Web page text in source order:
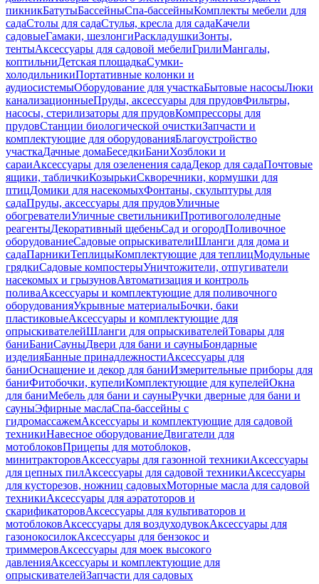
пикникБатутыБассейныСпа-бассейныКомплекты мебели для
садаСтолы для садаСтулья, кресла для садаКачели
садовыеГамаки, шезлонгиРаскладушкиЗонты,
тентыАксессуары для садовой мебелиГрилиМангалы,
коптильниДетская площадкаСумки-
холодильникиПортативные колонки и
аудиосистемыОборудование для участкаБытовые насосыЛюки
канализационныеПруды, аксессуары для прудовФильтры,
насосы, стерилизаторы для прудовКомпрессоры для
прудовСтанции биологической очисткиЗапчасти и
комплектующие для оборудованияБлагоустройство
участкаДачные домаБеседкиБаниХозблоки и
сараиАксессуары для озеленения садаДекор для садаПочтовые
ящики, табличкиКозырькиСкворечники, кормушки для
птицДомики для насекомыхФонтаны, скульптуры для
садаПруды, аксессуары для прудовУличные
обогревателиУличные светильникиПротивогололедные
реагентыДекоративный щебеньСад и огородПоливочное
оборудованиеСадовые опрыскивателиШланги для дома и
садаПарникиТеплицыКомплектующие для теплицМодульные
грядкиСадовые компостерыУничтожители, отпугиватели
насекомых и грызуновАвтоматизация и контроль
поливаАксессуары и комплектующие для поливочного
оборудованияУкрывные материалыБочки, баки
пластиковыеАксессуары и комплектующие для
опрыскивателейШланги для опрыскивателейТовары для
баниБаниСауныДвери для бани и сауныБондарные
изделияБанные принадлежностиАксессуары для
баниОснащение и декор для баниИзмерительные приборы для
баниФитобочки, купелиКомплектующие для купелейОкна
для баниМебель для бани и сауныРучки дверные для бани и
сауныЭфирные маслаСпа-бассейны с
гидромассажемАксессуары и комплектующие для садовой
техникиНавесное оборудованиеДвигатели для
мотоблоковПрицепы для мотоблоков,
минитракторовАксессуары для газонной техникиАксессуары
для цепных пилАксессуары для садовой техникиАксессуары
для кусторезов, ножниц садовыхМоторные масла для садовой
техникиАксессуары для аэратоторов и
скарификаторовАксессуары для культиваторов и
мотоблоковАксессуары для воздуходувокАксессуары для
газонокосилокАксессуары для бензокос и
триммеровАксессуары для моек высокого
давленияАксессуары и комплектующие для
опрыскивателейЗапчасти для садовых